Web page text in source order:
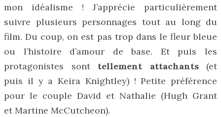
mon idéalisme ! J’apprécie particulièrement
suivre plusieurs personnages tout au long du
film. Du coup, on est pas trop dans le fleur bleue
ou l’histoire d’amour de base. Et puis les
protagonistes sonttellement attachants(et
puis il y a Keira Knightley) ! Petite préférence
pour le couple David et Nathalie (Hugh Grant
et Martine McCutcheon).